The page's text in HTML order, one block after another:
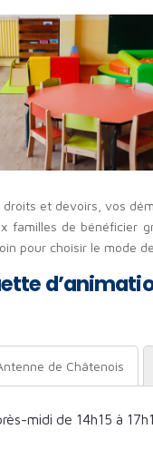
et devoirs, vos
familles de bénéficier
pour choisir le mode
de Châtenois
midi de 14h15 à